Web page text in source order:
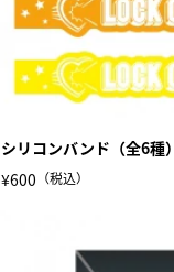
シリコンバンド（全6種）
¥600 （税込）